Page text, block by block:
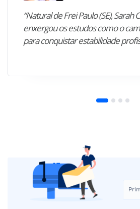
“Natural de Frei Paulo (SE), Sarah
enxergou os estudos como o
para conquistar estabilidade